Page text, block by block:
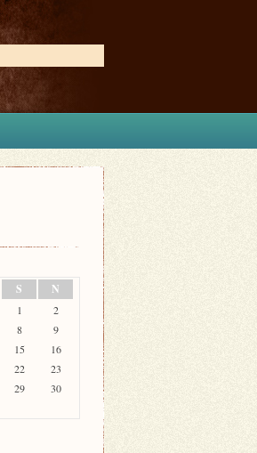
S N
1
2
8
9
15
16
22
23
29
30